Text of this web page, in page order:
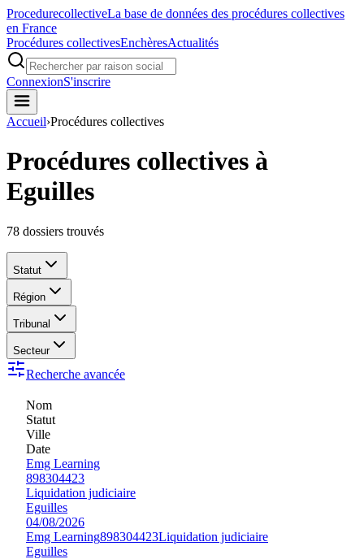
ProcedurecollectiveLa base de données des procédures collectives
en France
Procédures collectivesEnchèresActualités
ConnexionS'inscrire
Accueil›Procédures collectives
Procédures collectives à
Eguilles
78 dossiers trouvés
Statut
Région
Tribunal
Secteur
Recherche avancée
Nom
Statut
Ville
Date
Emg Learning
898304423
Liquidation judiciaire
Eguilles
04/08/2026
Emg Learning898304423Liquidation judiciaire
Eguilles